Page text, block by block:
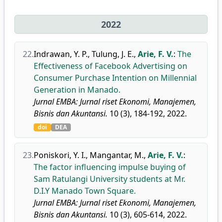
2022
22.Indrawan, Y. P., Tulung, J. E., Arie, F. V.: The
Effectiveness of Facebook Advertising on
Consumer Purchase Intention on Millennial
Generation in Manado.
Jurnal EMBA: Jurnal riset Ekonomi, Manajemen,
Bisnis dan Akuntansi. 10 (3), 184-192, 2022.
doi DEA
23.Poniskori, Y. I., Mangantar, M., Arie, F. V.:
The factor influencing impulse buying of
Sam Ratulangi University students at Mr.
D.I.Y Manado Town Square.
Jurnal EMBA: Jurnal riset Ekonomi, Manajemen,
Bisnis dan Akuntansi. 10 (3), 605-614, 2022.